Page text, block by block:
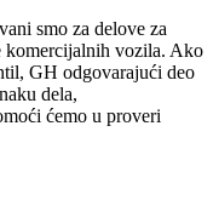
smo za delove za
komercijalnih vozila. Ako
GH odgovarajući deo
dela,
ćemo u proveri